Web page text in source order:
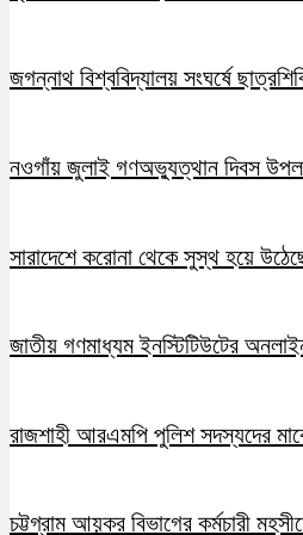
জগন্নাথ বিশ্ববিদ্যালয় সংঘর্ষে
নওগাঁয় জুলাই গণঅভ্যুত্থান দিবস
সারাদেশে করোনা থেকে সুস্থ হয়ে
জাতীয় গণমাধ্যম ইনস্টিটিউটের
রাজশাহী আরএমপি পুলিশ সদস্যদের
চট্টগ্রাম আয়কর বিভাগের কর্মচারী